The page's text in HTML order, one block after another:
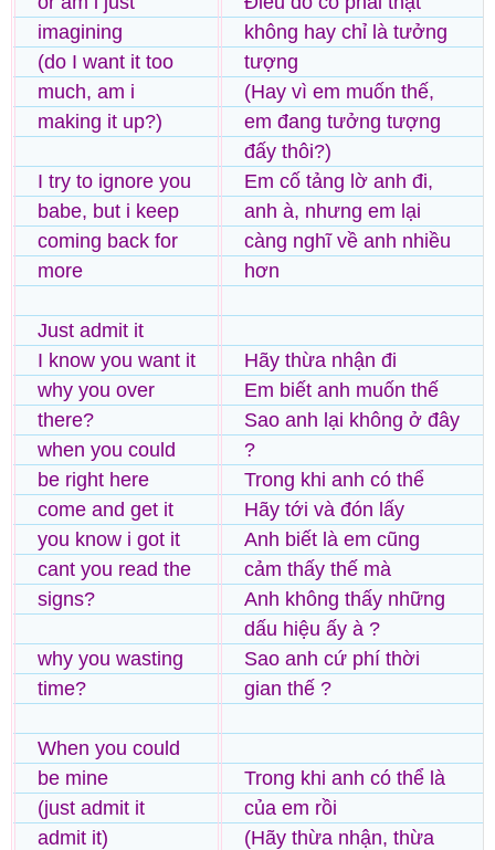
imagining
(do I want it too
much, am i
making it up?)
I try to ignore you
babe, but i keep
coming back for
more
Just admit it
I know you want it
why you over
there?
when you could
be right here
come and get it
you know i got it
cant you read the
signs?
why you wasting
time?
When you could
be mine
(just admit it
admit it)
không hay chỉ là tưởng
tượng
(Hay vì em muốn thế,
em đang tưởng tượng
đấy thôi?)
Em cố tảng lờ anh đi,
anh à, nhưng em lại
càng nghĩ về anh nhiều
hơn
Hãy thừa nhận đi
Em biết anh muốn thế
Sao anh lại không ở đây
?
Trong khi anh có thể
Hãy tới và đón lấy
Anh biết là em cũng
cảm thấy thế mà
Anh không thấy những
dấu hiệu ấy à ?
Sao anh cứ phí thời
gian thế ?
Trong khi anh có thể là
của em rồi
(Hãy thừa nhận, thừa